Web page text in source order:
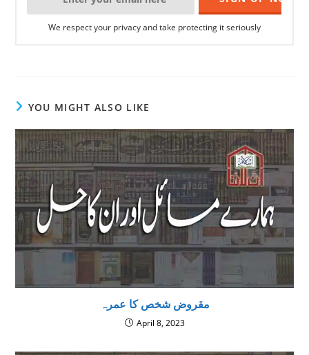
We respect your privacy and take protecting it seriously
YOU MIGHT ALSO LIKE
مقروض شخص کا عمرہ
April 8, 2023